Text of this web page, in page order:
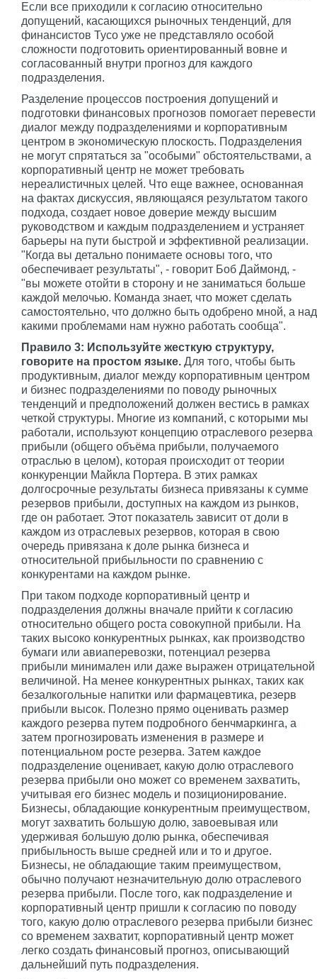
Если все приходили к согласию относительно
допущений, касающихся рыночных тенденций, для
финансистов Tyco уже не представляло особой
сложности подготовить ориентированный вовне и
согласованный внутри прогноз для каждого
подразделения.
Разделение процессов построения допущений и
подготовки финансовых прогнозов помогает перевести
диалог между подразделениями и корпоративным
центром в экономическую плоскость. Подразделения
не могут спрятаться за "особыми" обстоятельствами, а
корпоративный центр не может требовать
нереалистичных целей. Что еще важнее, основанная
на фактах дискуссия, являющаяся результатом такого
подхода, создает новое доверие между высшим
руководством и каждым подразделением и устраняет
барьеры на пути быстрой и эффективной реализации.
"Когда вы детально понимаете основы того, что
обеспечивает результаты", - говорит Боб Даймонд, -
"вы можете отойти в сторону и не заниматься больше
каждой мелочью. Команда знает, что может сделать
самостоятельно, что должно быть одобрено мной, а над
какими проблемами нам нужно работать сообща".
Правило 3: Используйте жесткую структуру,
говорите на простом языке. Для того, чтобы быть
продуктивным, диалог между корпоративным центром
и бизнес подразделениями по поводу рыночных
тенденций и предположений должен вестись в рамках
четкой структуры. Многие из компаний, с которыми мы
работали, используют концепцию отраслевого резерва
прибыли (общего объёма прибыли, получаемого
отраслью в целом), которая происходит от теории
конкуренции Майкла Портера. В этих рамках
долгосрочные результаты бизнеса привязаны к сумме
резервов прибыли, доступных на каждом из рынков,
где он работает. Этот показатель зависит от доли в
каждом из отраслевых резервов, которая в свою
очередь привязана к доле рынка бизнеса и
относительной прибыльности по сравнению с
конкурентами на каждом рынке.
При таком подходе корпоративный центр и
подразделения должны вначале прийти к согласию
относительно общего роста совокупной прибыли. На
таких высоко конкурентных рынках, как производство
бумаги или авиаперевозки, потенциал резерва
прибыли минимален или даже выражен отрицательной
величиной. На менее конкурентных рынках, таких как
безалкогольные напитки или фармацевтика, резерв
прибыли высок. Полезно прямо оценивать размер
каждого резерва путем подробного бенчмаркинга, а
затем прогнозировать изменения в размере и
потенциальном росте резерва. Затем каждое
подразделение оценивает, какую долю отраслевого
резерва прибыли оно может со временем захватить,
учитывая его бизнес модель и позиционирование.
Бизнесы, обладающие конкурентным преимуществом,
могут захватить большую долю, завоевывая или
удерживая большую долю рынка, обеспечивая
прибыльность выше средней или и то и другое.
Бизнесы, не обладающие таким преимуществом,
обычно получают незначительную долю отраслевого
резерва прибыли. После того, как подразделение и
корпоративный центр пришли к согласию по поводу
того, какую долю отраслевого резерва прибыли бизнес
со временем захватит, корпоративный центр может
легко создать финансовый прогноз, описывающий
дальнейший путь подразделения.